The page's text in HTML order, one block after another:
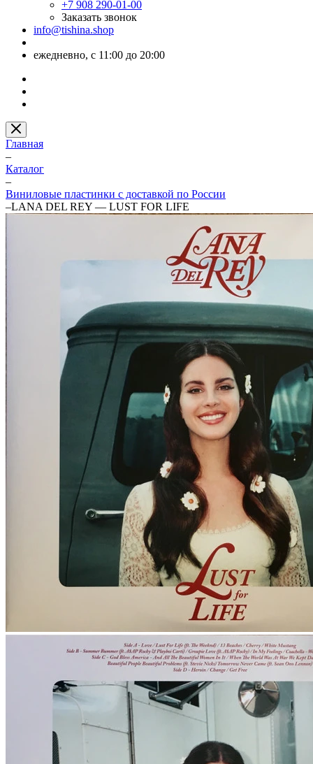
+7 908 290-01-00
Заказать звонок
info@tishina.shop
ежедневно, с 11:00 до 20:00
Главная
–
Каталог
–
Виниловые пластинки с доставкой по России
–LANA DEL REY — LUST FOR LIFE